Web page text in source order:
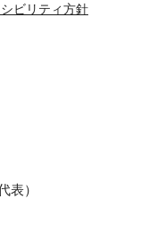
ビリティ方針
表）